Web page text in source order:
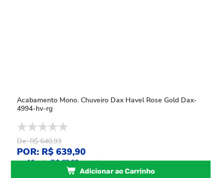
Acabamento Mono. Chuveiro Dax Havel Rose Gold Dax-
4994-hv-rg
De: R$ 640,93
POR: R$ 639,90
ou10xdeR$ 63,99sem juros
Adicionar ao Carrinho